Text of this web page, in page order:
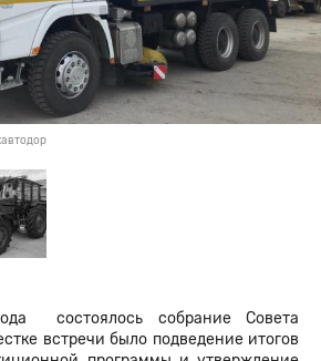
состоялось собрание Совета
встречи было подведение итогов